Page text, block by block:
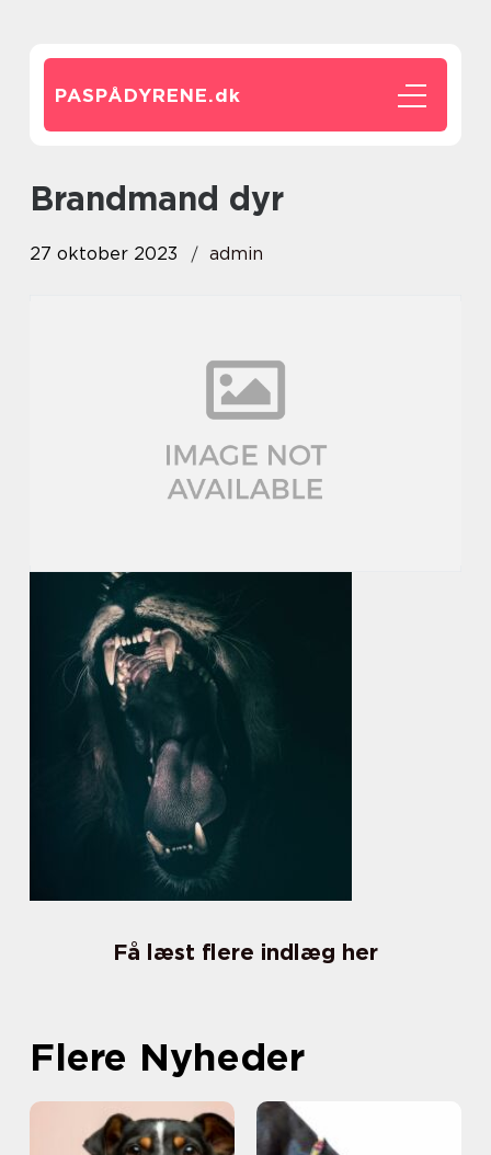
PASPÅDYRENE.dk
brandmand dyr
27 oktober 2023 admin
Få læst flere indlæg her
Flere Nyheder